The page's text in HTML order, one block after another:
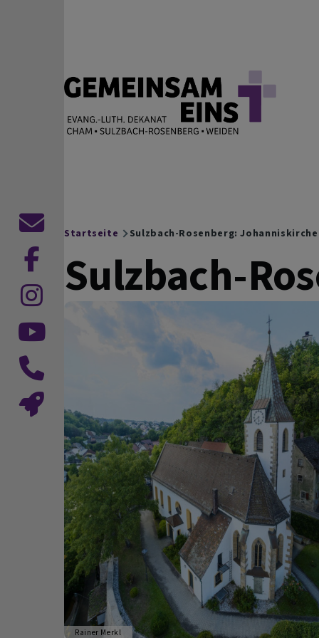
EVANG.-LUTH.
Cham Sulzbach-Rosenberg Weiden
Breadcrumb
Startseite Sulzbach-Rosenberg: Johanniskirche
Sulzbach-
Rainer Merkl
Kontaktformular